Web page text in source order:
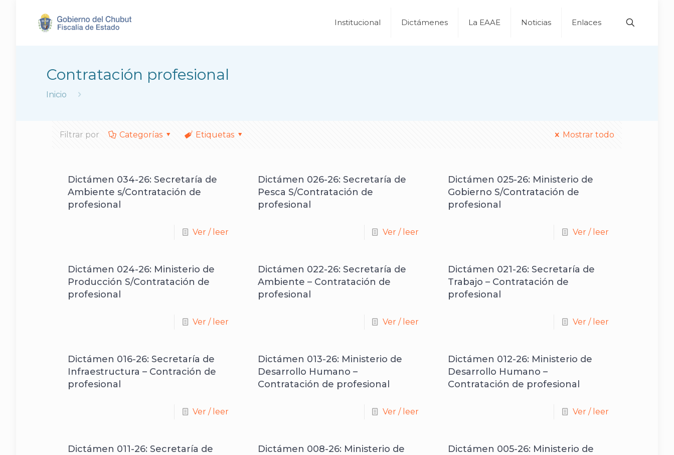
Institucional Dictámenes La EAAE Noticias Enlaces
Contratación profesional
Inicio
Filtrar por Categorías Etiquetas Mostrar todo
Dictámen 034-26: Secretaría de
Ambiente s/Contratación de
profesional
Ver / leer
Dictámen 026-26: Secretaría de
Pesca S/Contratación de
profesional
Ver / leer
Dictámen 025-26: Ministerio de
Gobierno S/Contratación de
profesional
Ver / leer
Dictámen 024-26: Ministerio de
Producción S/Contratación de
profesional
Ver / leer
Dictámen 022-26: Secretaría de
Ambiente – Contratación de
profesional
Ver / leer
Dictámen 021-26: Secretaría de
Trabajo – Contratación de
profesional
Ver / leer
Dictámen 016-26: Secretaría de
Infraestructura – Contración de
profesional
Ver / leer
Dictámen 013-26: Ministerio de
Desarrollo Humano –
Contratación de profesional
Ver / leer
Dictámen 012-26: Ministerio de
Desarrollo Humano –
Contratación de profesional
Ver / leer
Dictámen 011-26: Secretaría de
Dictámen 008-26: Ministerio de
Dictámen 005-26: Ministerio de